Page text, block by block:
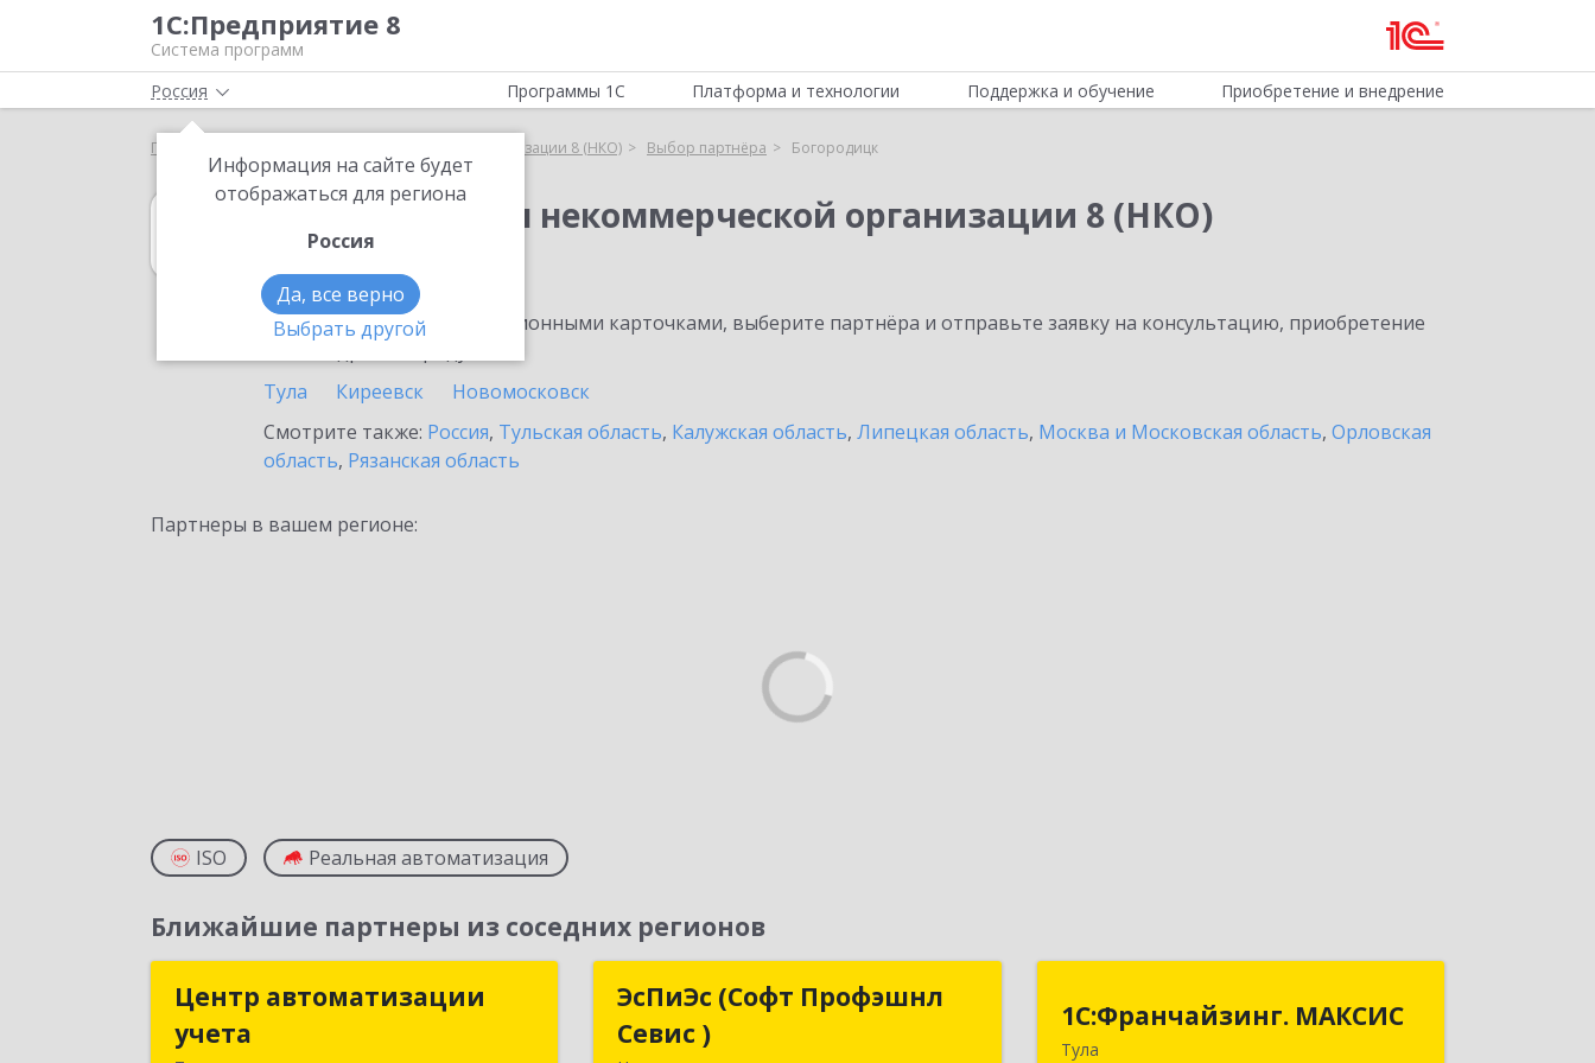
1С:Предприятие 8
Система программ
Россия
Информация на сайте будет
отображаться для региона
Россия
Да, все верно
Выбрать другой
Программы 1С Платформа и технологии Поддержка и обучение Приобретение и внедрение
Главная 1С:Бухгалтерия некоммерческой организации 8 (НКО) Выбор партнёра Богородицк
1С:Бухгалтерия некоммерческой организации 8 (НКО)
в Богородицке
Ознакомьтесь с информационными карточками, выберите партнёра и отправьте заявку на консультацию, приобретение
Тула
Киреевск
Новомосковск
Смотрите также: Россия, Тульская область, Калужская область, Липецкая область, Москва и Московская область, Орловская
область, Рязанская область
Партнеры в вашем регионе:
ISO Реальная автоматизация
Ближайшие партнеры из соседних регионов
Центр автоматизации
учета
Центр автоматизации
ЭсПиЭс (Софт Профэшнл
Севис )
ЭсПиЭс (Софт Профэшнл
1С:Франчайзинг. МАКСИС
Тула
1С:Франчайзинг. МАКСИС